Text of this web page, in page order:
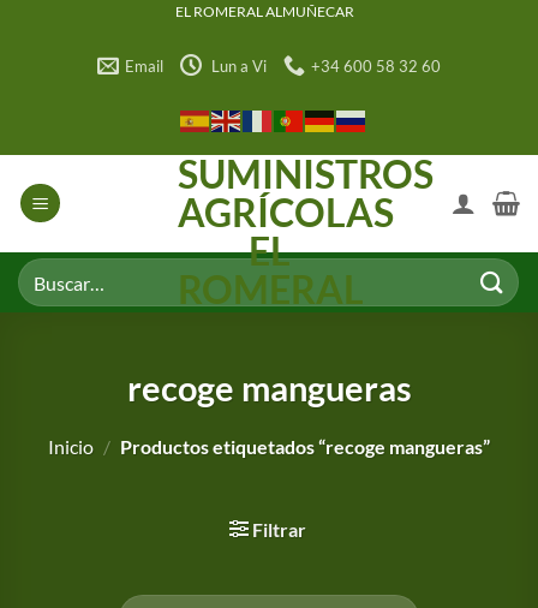
EL ROMERAL ALMUÑECAR
Email Lun a Vi +34 600 58 32 60
SUMINISTROS
AGRÍCOLAS
EL
ROMERAL
Buscar
por:
recoge mangueras
Inicio / Productos etiquetados “recoge mangueras”
Filtrar